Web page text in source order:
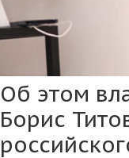
Об этом
Борис